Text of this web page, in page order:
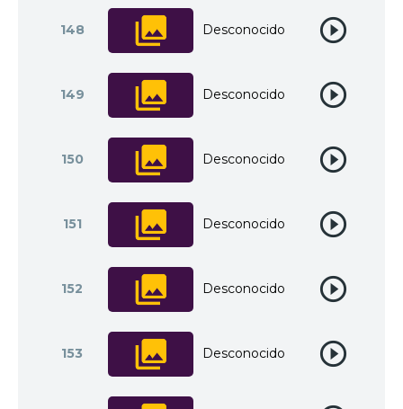
148 Desconocido
149 Desconocido
150 Desconocido
151 Desconocido
152 Desconocido
153 Desconocido